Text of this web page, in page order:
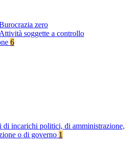
zero
Attività soggette a controllo
6
di incarichi politici, di amministrazione,
o di governo 1